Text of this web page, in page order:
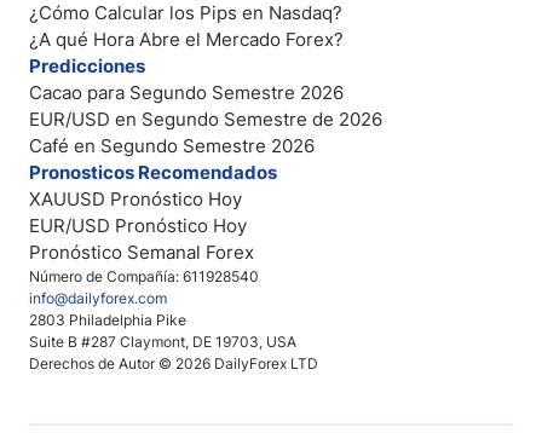
Número de Compañía: 611928540
info@dailyforex.com
2803 Philadelphia Pike
Suite B #287 Claymont, DE 19703, USA
Derechos de Autor © 2026 DailyForex LTD
¿Cómo Calcular los Pips en Nasdaq?
¿A qué Hora Abre el Mercado Forex?
Predicciones
Cacao para Segundo Semestre 2026
EUR/USD en Segundo Semestre de 2026
Café en Segundo Semestre 2026
Pronosticos Recomendados
XAUUSD Pronóstico Hoy
EUR/USD Pronóstico Hoy
Pronóstico Semanal Forex